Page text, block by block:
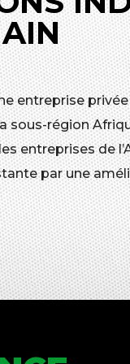
entreprise
sous-région
entreprises de
par une